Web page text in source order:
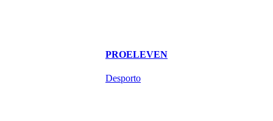
PROELEVEN
Desporto